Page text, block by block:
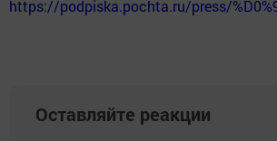
https://podpiska.pochta.ru/press/
Оставляйте реакции